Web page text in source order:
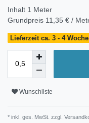
Inhalt 1 Meter
Grundpreis 11,35 € /
Lieferzeit ca. 3 - 4
Wunschliste
* inkl. ges. MwSt. zzgl.